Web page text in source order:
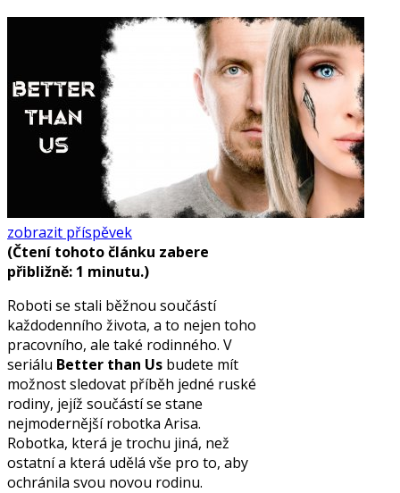
zobrazit příspěvek
(Čtení tohoto článku zabere
přibližně: 1 minutu.)
Roboti se stali běžnou součástí
každodenního života, a to nejen toho
pracovního, ale také rodinného. V
seriálu Better than Us budete mít
možnost sledovat příběh jedné ruské
rodiny, jejíž součástí se stane
nejmodernější robotka Arisa.
Robotka, která je trochu jiná, než
ostatní a která udělá vše pro to, aby
ochránila svou novou rodinu.